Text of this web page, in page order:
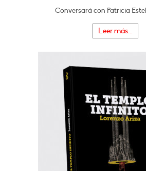
Conversará con Patricia
Leer más...